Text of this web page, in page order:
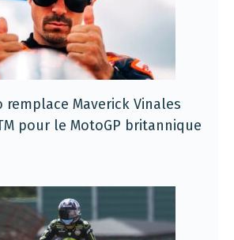
remplace Maverick Vinales
pour le MotoGP britannique